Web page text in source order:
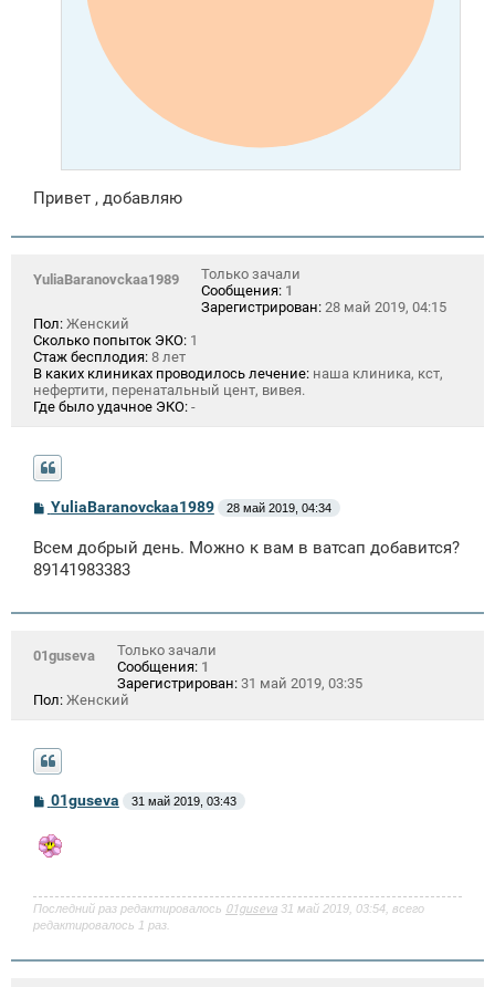
Привет , добавляю
YuliaBaranovckaa1989
Только зачали
Сообщения: 1
Зарегистрирован: 28 май 2019, 04:15
Пол: Женский
Сколько попыток ЭКО: 1
Стаж бесплодия: 8 лет
В каких клиниках проводилось лечение: наша клиника, кст,
нефертити, перенатальный цент, вивея.
Где было удачное ЭКО: -
С
б
щ
и
YuliaBaranovckaa1989 28 май 2019, 04:34
Всем добрый день. Можно к вам в ватсап добавится?
89141983383
01guseva
Только зачали
Сообщения: 1
Зарегистрирован: 31 май 2019, 03:35
Пол: Женский
С
б
щ
и
е
01guseva 31 май 2019, 03:43
Последний раз редактировалось 01guseva 31 май 2019, 03:54, всего
редактировалось 1 раз.